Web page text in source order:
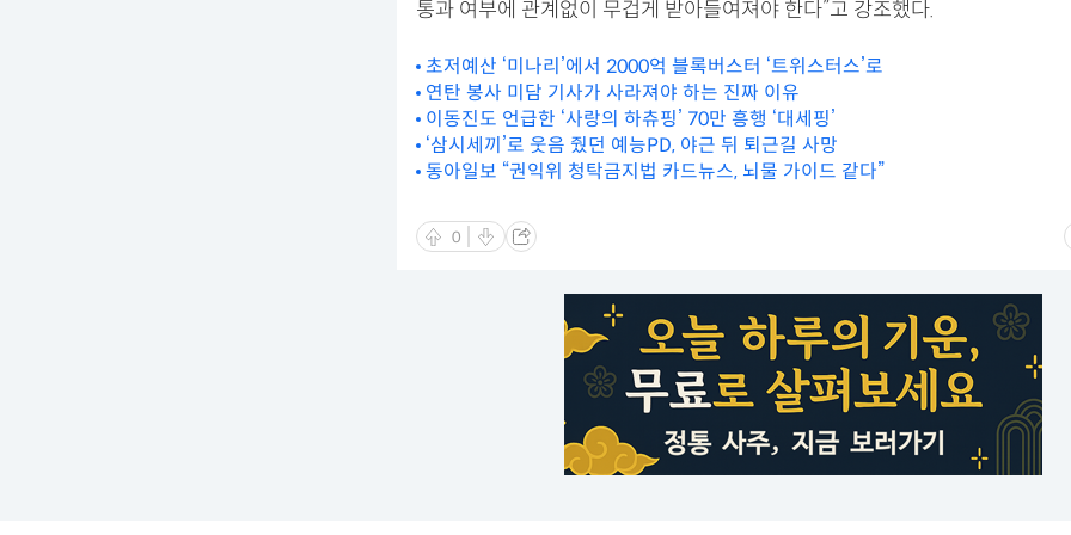
통과 여부에 관계없이 무겁게 받아들여져야 한다”고 강조했다.
초저예산 ‘미나리’에서 2000억 블록버스터 ‘트위스터스’로
연탄 봉사 미담 기사가 사라져야 하는 진짜 이유
이동진도 언급한 ‘사랑의 하츄핑’ 70만 흥행 ‘대세핑’
‘삼시세끼’로 웃음 줬던 예능PD, 야근 뒤 퇴근길 사망
동아일보 “권익위 청탁금지법 카드뉴스, 뇌물 가이드 같다”
0